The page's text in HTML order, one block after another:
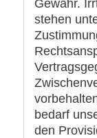
Gewähr.
stehen
bedarf
den